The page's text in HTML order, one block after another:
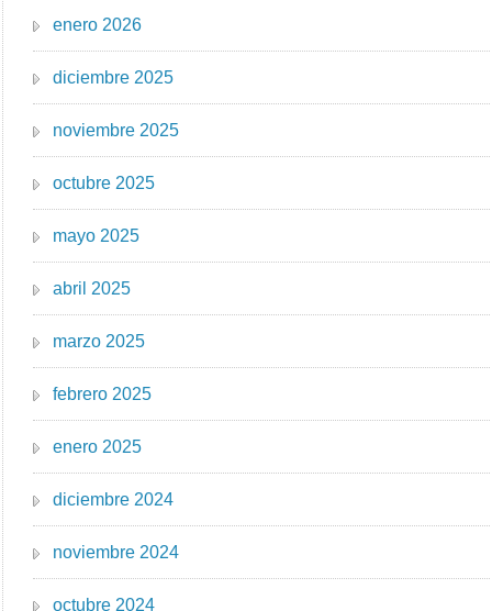
enero 2026
diciembre 2025
noviembre 2025
octubre 2025
mayo 2025
abril 2025
marzo 2025
febrero 2025
enero 2025
diciembre 2024
noviembre 2024
octubre 2024